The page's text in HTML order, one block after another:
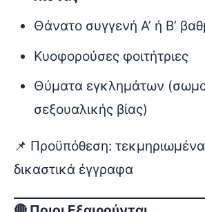
Θάνατο συγγενή Α’ ή Β’
Κυοφορούσες φοιτήτριες
Θύματα εγκλημάτων
σεξουαλικής βίας)
📌 Προϋπόθεση: τεκμηριωμένα
δικαστικά έγγραφα